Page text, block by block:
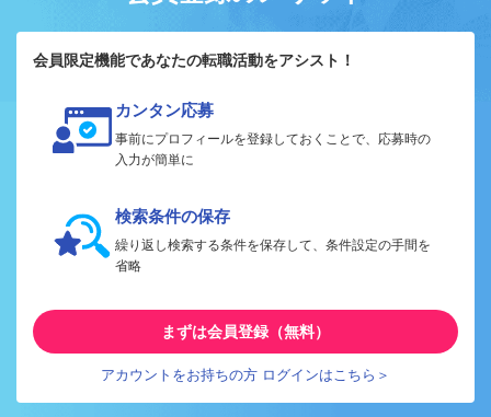
会員限定機能であなたの転職活動をアシスト！
カンタン応募
事前にプロフィールを登録しておくことで、応募時の
入力が簡単に
検索条件の保存
繰り返し検索する条件を保存して、条件設定の手間を
省略
まずは会員登録（無料）
アカウントをお持ちの方 ログインはこちら＞